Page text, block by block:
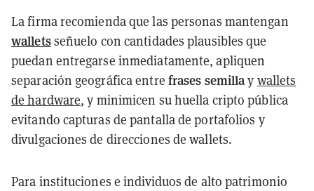
La firma recomienda que las personas mantengan
walletsseñuelo con cantidades plausibles que
puedan entregarse inmediatamente, apliquen
separación geográfica entre frases semillay wallets
de hardware, y minimicen su huella cripto pública
evitando capturas de pantalla de portafolios y
divulgaciones de direcciones de wallets.
Para instituciones e individuos de alto patrimonio